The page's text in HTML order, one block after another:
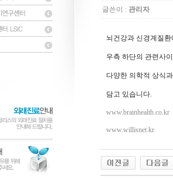
글쓴이 : 관리자
뇌건강과 신경계질
우측 하단의 관련사
다양한 의학적 상식
담고 있습니다.
www.brainhealth.co.kr
www.willisnet.kr